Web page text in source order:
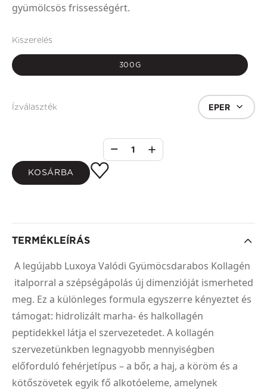
gyümölcsös frissességért.
Kiszerelés
300G
Ízválaszték EPER
1
KOSÁRBA
TERMÉKLEÍRÁS
A legújabb Luxoya Valódi Gyümöcsdarabos Kollagén
italporral a szépségápolás új dimenzióját ismerheted
meg. Ez a különleges formula egyszerre kényeztet és
támogat: hidrolizált marha- és halkollagén
peptidekkel látja el szervezetedet. A kollagén
szervezetünkben legnagyobb mennyiségben
előforduló fehérjetípus – a bőr, a haj, a köröm és a
kötőszövetek egyik fő alkotóeleme, amelynek